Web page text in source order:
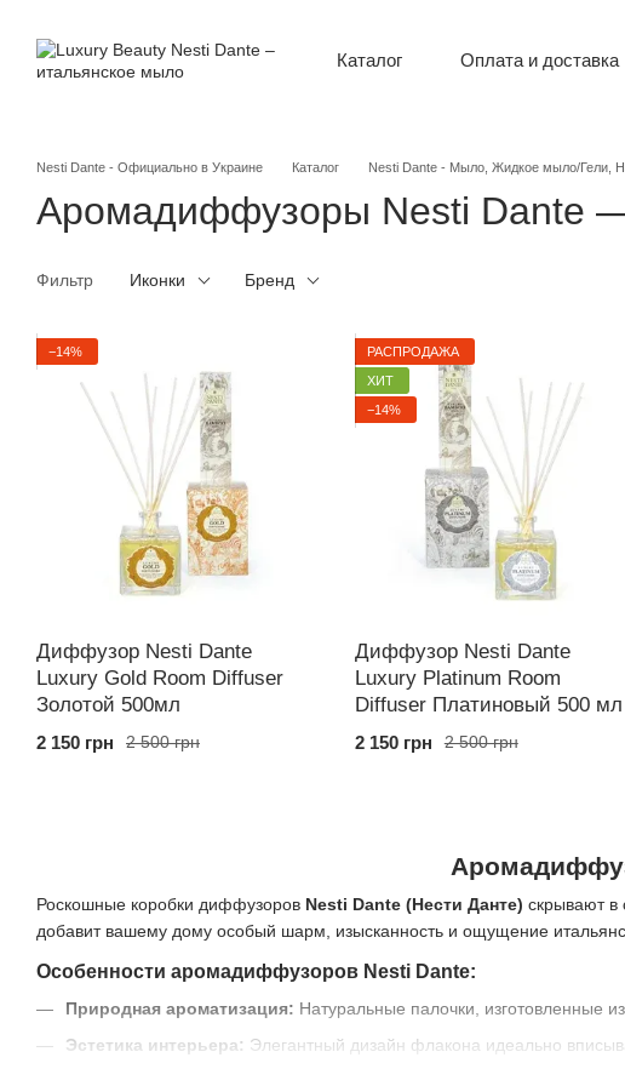
Каталог Оплата и доставка
Nesti Dante - Официально в Украине Каталог Nesti Dante - Мыло, Жидкое мыло/Гели,
Аромадиффузоры Nesti Dante
Фильтр Иконки Бренд
Роскошные коробки диффузоров Nesti Dante (Нести Данте) скрывают в
добавит вашему дому особый шарм, изысканность и ощущение
Особенности аромадиффузоров Nesti Dante:
Природная ароматизация: Натуральные палочки, изготовленные
Эстетика интерьера: Элегантный дизайн флакона идеально
−14%
Диффузор Nesti Dante
Luxury Gold Room Diffuser
Золотой 500мл
2 500 грн
2 150 грн
РАСПРОДАЖА
ХИТ
−14%
Диффузор Nesti Dante
Luxury Platinum Room
Diffuser Платиновый 500 мл
2 500 грн
2 150 грн